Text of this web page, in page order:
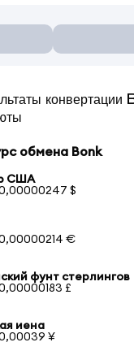
конвертации
обмена Bonk
США
$
€
фунт стерлингов
£
иена
¥